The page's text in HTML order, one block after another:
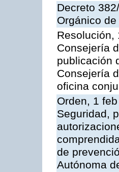
Decreto
Orgánico
Resolución,
Consejería
publicación
Consejería
oficina
Orden, 1
Seguridad,
de
Autónoma